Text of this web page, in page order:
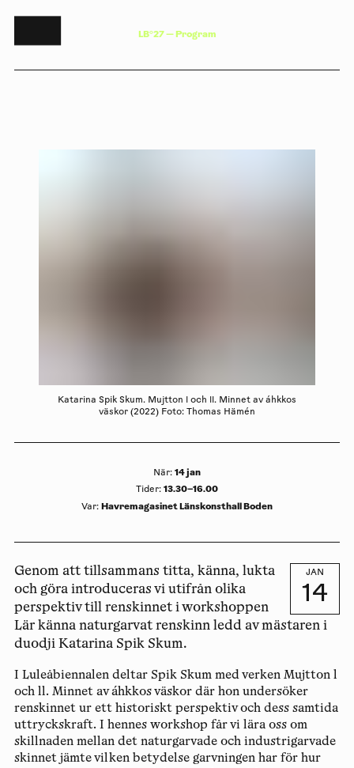
LB°27—Program
Katarina Spik Skum. Mujtton l och ll. Minnet av áhkkos
väskor (2022) Foto: Thomas Hämén
När: 14 jan
Tider: 13.30–16.00
Var: Havremagasinet Länskonsthall Boden
JAN
14
Genom att tillsammans titta, känna, lukta
och göra introduceras vi utifrån olika
perspektiv till renskinnet i workshoppen
Lär känna naturgarvat renskinn ledd av mästaren i
duodji Katarina Spik Skum.
I Luleåbiennalen deltar Spik Skum med verken Mujtton l
och ll. Minnet av áhkkos väskor där hon undersöker
renskinnet ur ett historiskt perspektiv och dess samtida
uttryckskraft. I hennes workshop får vi lära oss om
skillnaden mellan det naturgarvade och industrigarvade
skinnet jämte vilken betydelse garvningen har för hur